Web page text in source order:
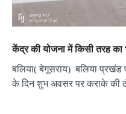
केंद्र की योजना में किसी तरह का
बलिया( बेगूसराय) बलिया प्रखंड
के दिन शुभ अवसर पर कराके